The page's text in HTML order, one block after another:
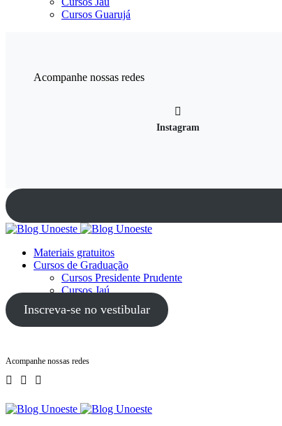
Cursos Guarujá
Acompanhe nossas redes
Instagram
Materiais gratuitos
Cursos de Graduação
Cursos Presidente Prudente
Cursos Jaú
Cursos Guarujá
Inscreva-se no vestibular
Acompanhe nossas redes